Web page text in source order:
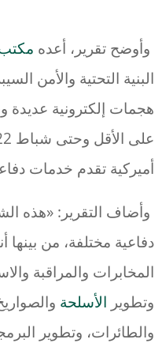
وأوضح تقرير، أعده مكتب
البنية التحتية والأمن
أميركية تقدم خدمات
وأضاف التقرير: «هذه
دفاعية مختلفة، من بينها
المخابرات والمراقبة
وتطوير الأسلحة
والطائرات، وتطوير